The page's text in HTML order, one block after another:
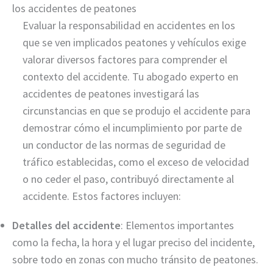
los accidentes de peatones
Evaluar la responsabilidad en accidentes en los
que se ven implicados peatones y vehículos exige
valorar diversos factores para comprender el
contexto del accidente. Tu abogado experto en
accidentes de peatones investigará las
circunstancias en que se produjo el accidente para
demostrar cómo el incumplimiento por parte de
un conductor de las normas de seguridad de
tráfico establecidas, como el exceso de velocidad
o no ceder el paso, contribuyó directamente al
accidente. Estos factores incluyen:
Detalles del accidente: Elementos importantes
como la fecha, la hora y el lugar preciso del incidente,
sobre todo en zonas con mucho tránsito de peatones.